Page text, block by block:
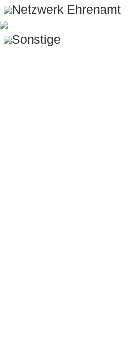
Netzwerk Ehrenamt
Sonstige